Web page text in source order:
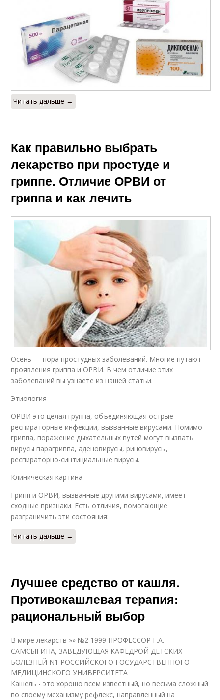
Читать дальше →
Как правильно выбрать
лекарство при простуде и
гриппе. Отличие ОРВИ от
гриппа и как лечить
Осень — пора простудных заболеваний. Многие путают
проявления гриппа и ОРВИ. В чем отличие этих
заболеваний вы узнаете из нашей статьи.
Этиология
ОРВИ это целая группа, объединяющая острые
респираторные инфекции, вызванные вирусами. Помимо
гриппа, поражение дыхательных путей могут вызвать
вирусы парагриппа, аденовирусы, риновирусы,
респираторно-синтициальные вирусы.
Клиническая картина
Грипп и ОРВИ, вызванные другими вирусами, имеет
сходные признаки. Есть отличия, помогающие
разграничить эти состояния:
Читать дальше →
Лучшее средство от кашля.
Противокашлевая терапия:
рациональный выбор
В мире лекарств »» №2 1999 ПРОФЕССОР Г.А.
САМСЫГИНА, ЗАВЕДУЮЩАЯ КАФЕДРОЙ ДЕТСКИХ
БОЛЕЗНЕЙ N1 РОССИЙСКОГО ГОСУДАРСТВЕННОГО
МЕДИЦИНСКОГО УНИВЕРСИТЕТА
Кашель - это хорошо всем известный, но весьма сложный
по своему механизму рефлекс, направленный на